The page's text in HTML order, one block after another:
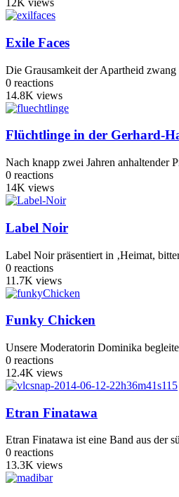
12K views
Exile Faces
Die Grausamkeit der Apartheid
0 reactions
14.8K views
Flüchtlinge in der Gerhard-
Nach knapp zwei Jahren anhaltender
0 reactions
14K views
Label Noir
Label Noir präsentiert in ‚Heimat,
0 reactions
11.7K views
Funky Chicken
Unsere Moderatorin Dominika
0 reactions
12.4K views
Etran Finatawa
Etran Finatawa ist eine Band aus der
0 reactions
13.3K views